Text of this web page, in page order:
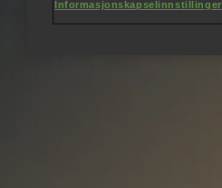
Informasjonskapselinnstillinger